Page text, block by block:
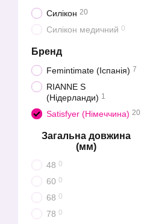
Силікон 20
Силікон медичний 0
Бренд
Femintimate (Іспанія) 7
RIANNE S
(Нідерланди) 1
Satisfyer (Німеччина) 20
Загальна довжина
(мм)
48 0
60 0
68 0
78 0